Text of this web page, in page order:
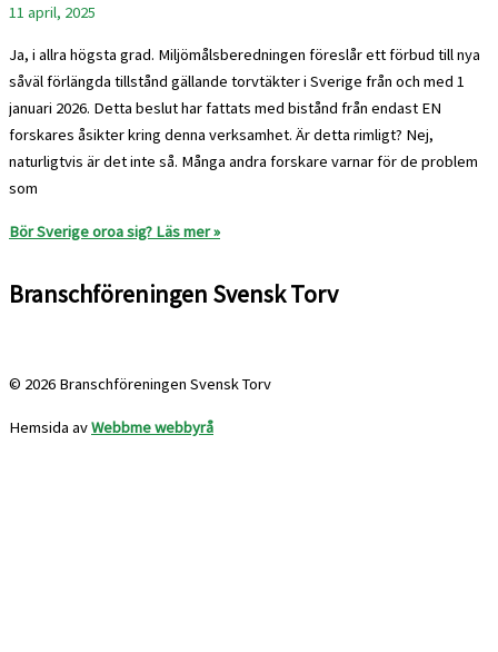
11 april, 2025
Ja, i allra högsta grad. Miljömålsberedningen föreslår ett förbud till nya
såväl förlängda tillstånd gällande torvtäkter i Sverige från och med 1
januari 2026. Detta beslut har fattats med bistånd från endast EN
forskares åsikter kring denna verksamhet. Är detta rimligt? Nej,
naturligtvis är det inte så. Många andra forskare varnar för de problem
som
Bör Sverige oroa sig? Läs mer »
Branschföreningen Svensk Torv
© 2026 Branschföreningen Svensk Torv
Hemsida avWebbme webbyrå